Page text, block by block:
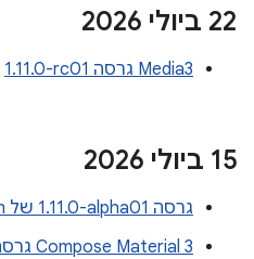
‫22 ביולי 2026
Media3 גרסה ‎1.11.0-rc01
‫15 ביולי 2026
גרסה ‎1.11.0-alpha01 של Annotation
Compose Material 3 גרסה ‎1.5.0-alpha24